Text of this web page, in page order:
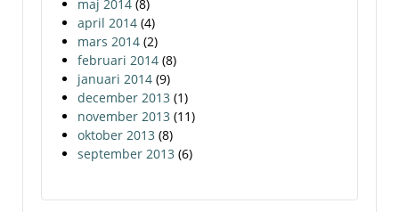
maj 2014 (8)
april 2014 (4)
mars 2014 (2)
februari 2014 (8)
januari 2014 (9)
december 2013 (1)
november 2013 (11)
oktober 2013 (8)
september 2013 (6)